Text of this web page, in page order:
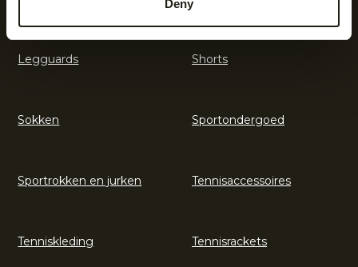
Deny
Legguards Shorts
Sokken Sportondergoed
Sportrokken en jurken Tennisaccessoires
Tenniskleding Tennisrackets